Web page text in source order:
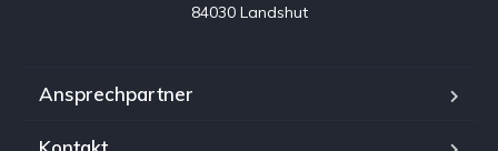
84030 Landshut
Ansprechpartner